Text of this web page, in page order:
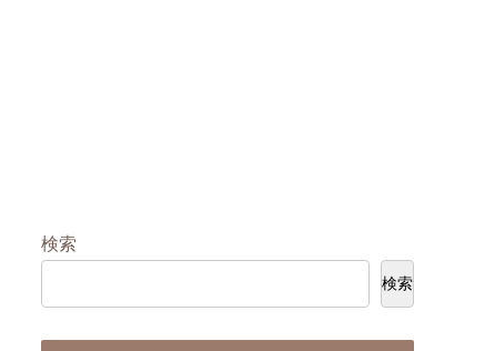
検索
検索